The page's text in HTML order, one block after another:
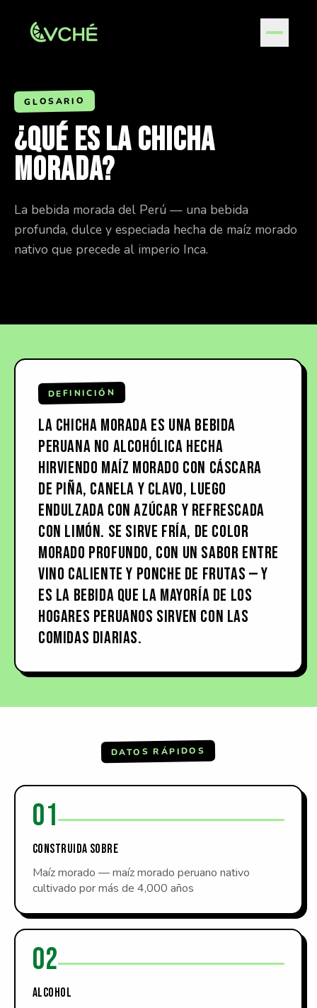
GLOSARIO
¿QUÉ ES LA CHICHA
MORADA?
La bebida morada del Perú — una bebida
profunda, dulce y especiada hecha de maíz morado
nativo que precede al imperio Inca.
DEFINICIÓN
LA CHICHA MORADA ES UNA BEBIDA
PERUANA NO ALCOHÓLICA HECHA
HIRVIENDO MAÍZ MORADO CON CÁSCARA
DE PIÑA, CANELA Y CLAVO, LUEGO
ENDULZADA CON AZÚCAR Y REFRESCADA
CON LIMÓN. SE SIRVE FRÍA, DE COLOR
MORADO PROFUNDO, CON UN SABOR ENTRE
VINO CALIENTE Y PONCHE DE FRUTAS — Y
ES LA BEBIDA QUE LA MAYORÍA DE LOS
HOGARES PERUANOS SIRVEN CON LAS
COMIDAS DIARIAS.
DATOS RÁPIDOS
01
CONSTRUIDA SOBRE
Maíz morado — maíz morado peruano nativo
cultivado por más de 4,000 años
02
ALCOHOL